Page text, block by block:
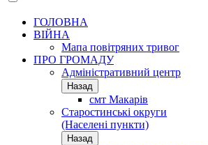
ГОЛОВНА
ВІЙНА
Мапа повітряних тривог
ПРО ГРОМАДУ
Aдміністративний центр
Назад
смт Макарів
Старостинські округи
(Населені пункти)
Назад